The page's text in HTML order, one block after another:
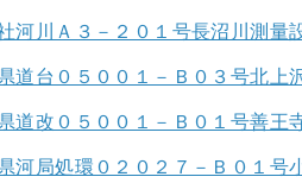
河川Ａ３－２０１号長沼川測量
道台０５００１－Ｂ０３号北上
道改０５００１－Ｂ０１号善王
河局処環０２０２７－Ｂ０１号